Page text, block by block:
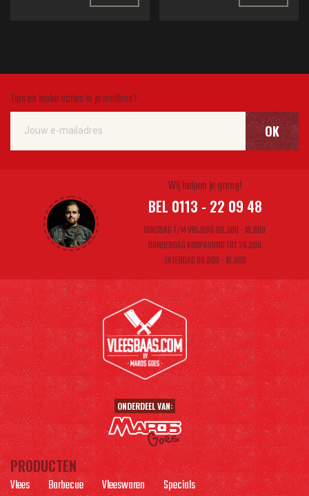
Tips en leuke acties in je mailbox?
OK
Wij helpen je graag!
BEL 0113 - 22 09 48
DINSDAG T/M VRIJDAG 08.30U - 18.00U
DONDERDAG KOOPAVOND TOT 20.00U
ZATERDAG 08.00U - 16.00U
ONDERDEEL VAN:
PRODUCTEN
Vlees Barbecue Vleeswaren Specials